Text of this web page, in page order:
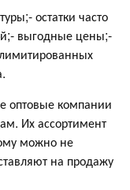
остатки часто
выгодные цены;-
оптовые компании
Их ассортимент
можно не
на продажу